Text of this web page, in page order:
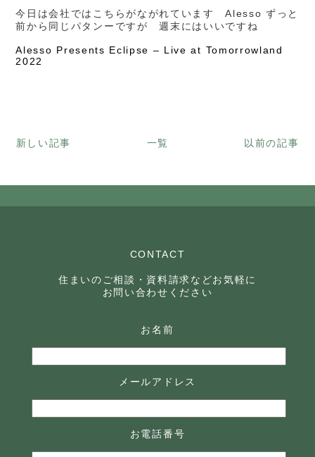
今日は会社ではこちらがながれています Alesso ずっと
前から同じパタンーですが 週末にはいいですね
Alesso Presents Eclipse – Live at Tomorrowland
2022
新しい記事 一覧 以前の記事
CONTACT
住まいのご相談・資料請求などお気軽に
お問い合わせください
お名前
メールアドレス
お電話番号